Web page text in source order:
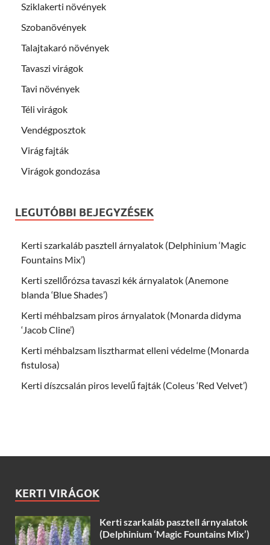
Sziklakerti növények
Szobanövények
Talajtakaró növények
Tavaszi virágok
Tavi növények
Téli virágok
Vendégposztok
Virág fajták
Virágok gondozása
LEGUTÓBBI BEJEGYZÉSEK
Kerti szarkaláb pasztell árnyalatok (Delphinium ‘Magic
Fountains Mix’)
Kerti szellőrózsa tavaszi kék árnyalatok (Anemone
blanda ‘Blue Shades’)
Kerti méhbalzsam piros árnyalatok (Monarda didyma
‘Jacob Cline’)
Kerti méhbalzsam lisztharmat elleni védelme (Monarda
fistulosa)
Kerti díszcsalán piros levelű fajták (Coleus ‘Red Velvet’)
KERTI VIRÁGOK
Kerti szarkaláb pasztell árnyalatok
(Delphinium ‘Magic Fountains Mix’)